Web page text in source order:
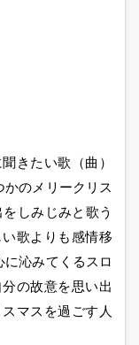
きたい歌（曲）
かのメリークリス
しみじみと歌う
歌よりも感情移
に沁みてくるスロ
の故意を思い出
マスを過ごす人